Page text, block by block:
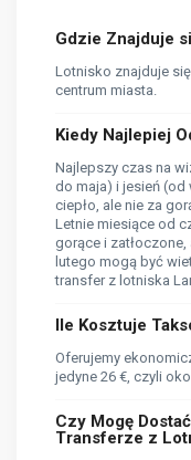
Gdzie Znajduje
Lotnisko znajduje
centrum miasta.
Kiedy Najlepiej
Najlepszy czas na
do maja) i jesień
ciepło, ale nie za
Letnie miesiące od
gorące i
lutego mogą być
transfer z lotniska
Ile Kosztuje
Oferujemy
jedyne 26 €, czyli
Czy Mogę
Transferze z